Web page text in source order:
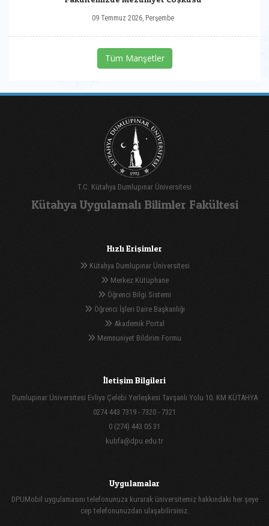
09 Temmuz 2026, Perşembe
Tüm Manşetler
T.C. Kütahya Dumlupınar Üniversitesi
Kütahya Uygulamalı Bilimler Fakültesi
Hızlı Erişimler
Kütahya Dumlupınar Üniversitesi
Merkez Kütüphane
Öğrenci Bilgi Sistemi
Öğrenci İşleri Daire Başkanlığı
Akademik Portal
Memnuniyet Bildirim Formu
İletişim Bilgileri
Dumlupınar Üniversitesi Evliya Çelebi Yerleşkesi Tavşanlı Yolu 10. KM KÜTAHYA
0274 443 7319 - 7320 - 7321
0 (274) 443 05 31
kubfa@dpu.edu.tr
Uygulamalar
DPUMobil uygulamasını telefonunuza kurarak üniversitemiz hakkındaki her şeye
cep telefonunuzdan ulaşabilirsiniz.